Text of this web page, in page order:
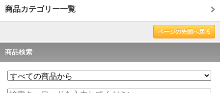
商品カテゴリー一覧
ページの先頭へ戻る
商品検索